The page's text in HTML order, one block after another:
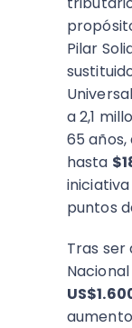
Pilar
a 2,1
65
hasta
puntos
Tras ser